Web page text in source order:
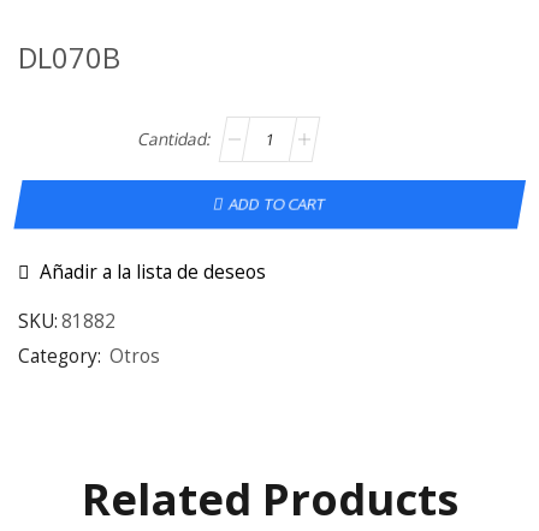
DL070B
ADD TO CART
Añadir a la lista de deseos
SKU:81882
Category: Otros
Related Products